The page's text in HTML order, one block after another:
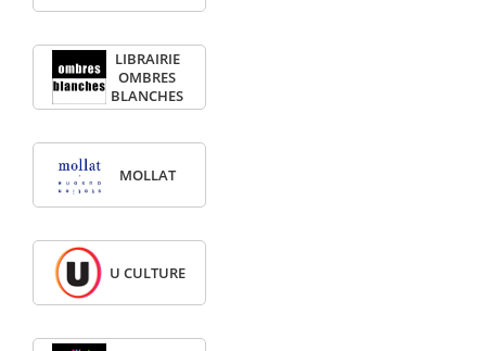
LIBRAIRIE
OMBRES
BLANCHES
MOLLAT
U CULTURE